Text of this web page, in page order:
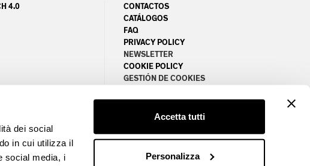
dei social
in cui utilizza il
social media, i
Accetta tutti
Personalizza
4.0
CONTACTOS
CATÁLOGOS
FAQ
PRIVACY POLICY
NEWSLETTER
COOKIE POLICY
GESTIÓN DE COOKIES